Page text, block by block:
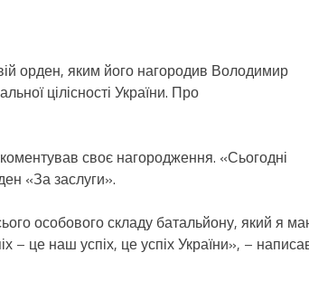
орден, яким його нагородив Володимир
цілісності України. Про
своє нагородження. «Сьогодні
«За заслуги».
особового складу батальйону, який я
– це наш успіх, це успіх України», –